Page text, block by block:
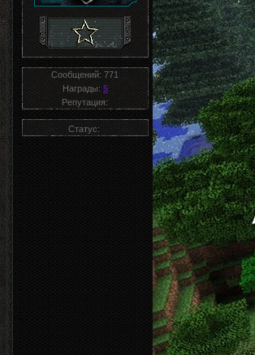
Сообщений:771
Награды: 5
Репутация:
Статус: